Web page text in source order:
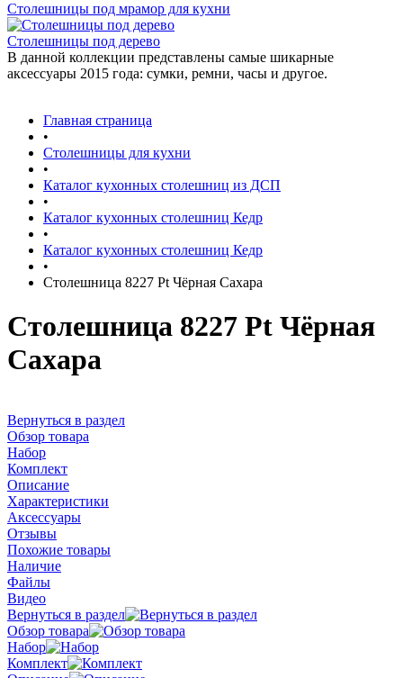
Столешницы под мрамор для кухни
Столешницы под дерево
В данной коллекции представлены самые шикарные
аксессуары 2015 года: сумки, ремни, часы и другое.
Главная страница
•
Столешницы для кухни
•
Каталог кухонных столешниц из ДСП
•
Каталог кухонных столешниц Кедр
•
Каталог кухонных столешниц Кедр
•
Столешница 8227 Pt Чёрная Сахара
Столешница 8227 Pt Чёрная
Сахара
Вернуться в раздел
Обзор товара
Набор
Комплект
Описание
Характеристики
Аксессуары
Отзывы
Похожие товары
Наличие
Файлы
Видео
Вернуться в раздел
Обзор товара
Набор
Комплект